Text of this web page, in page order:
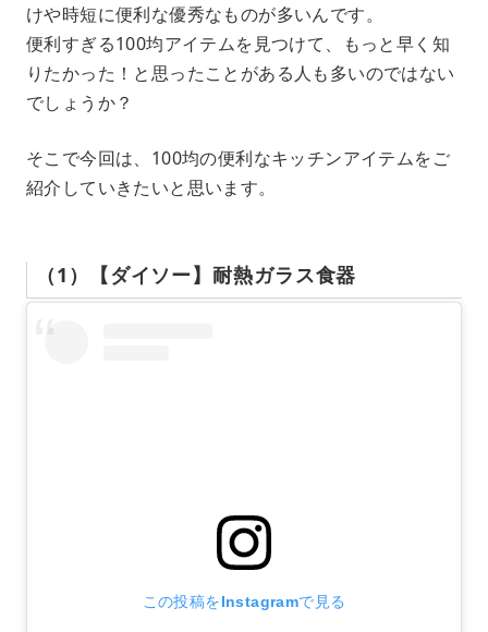
けや時短に便利な優秀なものが多いんです。
便利すぎる100均アイテムを見つけて、もっと早く知
りたかった！と思ったことがある人も多いのではない
でしょうか？
そこで今回は、100均の便利なキッチンアイテムをご
紹介していきたいと思います。
（1）【ダイソー】耐熱ガラス食器
この投稿をInstagramで見る